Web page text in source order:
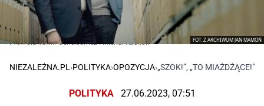
FOT. Z ARCHIWUM JAN MAMOŃ
Prof. Sławomir Cenckiewicz i Michał Rachoń
NIEZALEŻNA.PL ›POLITYKA›OPOZYCJA›„SZOK!”, „TO
POLITYKA 27.06.2023, 07:51